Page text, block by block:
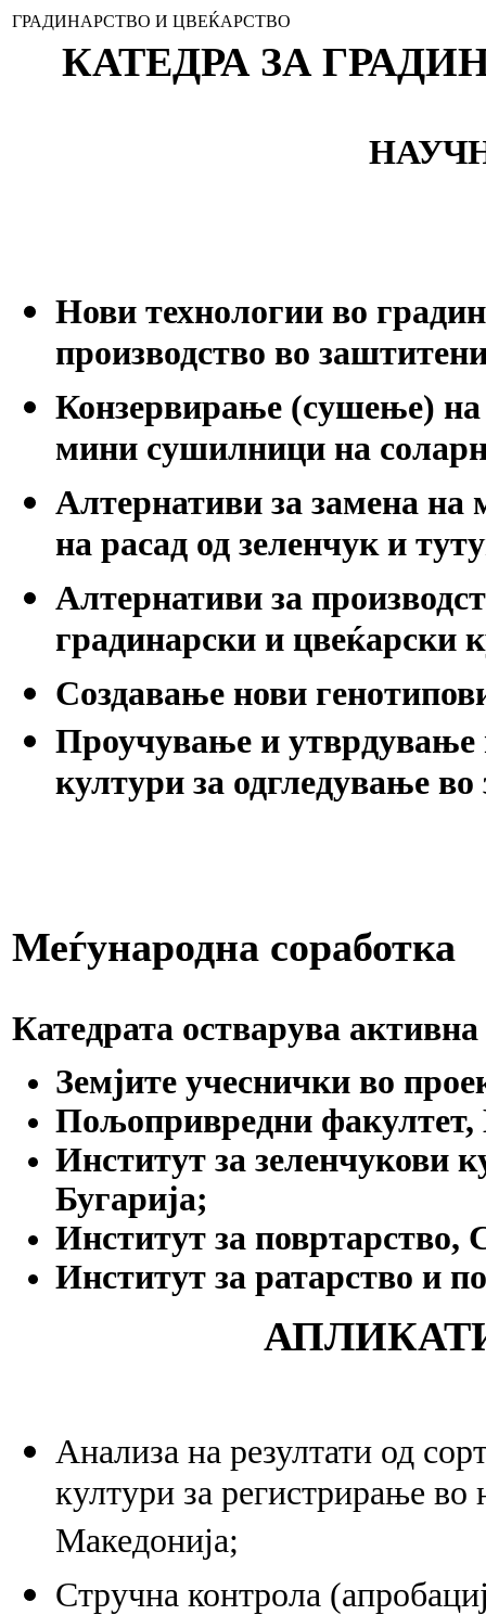
ГРАДИНАРСТВО И ЦВЕЌАРСТВО
КАТЕДРА ЗА
Нови технологии во
производство во
Конзервирање (сушење) на
мини сушилници на
Алтернативи за замена на
на расад од зеленчук и
Алтернативи за
градинарски и цвеќарски
Создавање нови
Проучување и утврдување
култури за одгледување
Меѓународна соработка
Катедрата остварува
Земјите учеснички во
Пољопривредни
Институт за зеленчукови
Бугарија;
Институт за повртарство,
Институт за ратарство и
Анализа на резултати од
култури за регистрирање
Македонија;
Стручна контрола